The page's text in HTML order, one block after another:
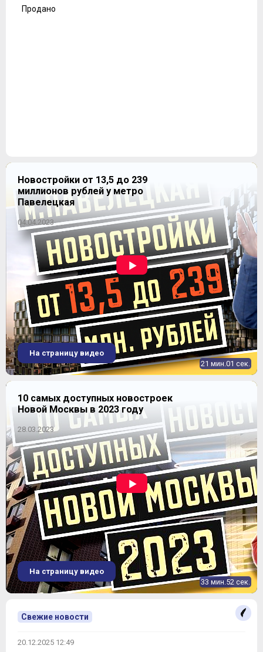
Продано
ЖК "Резиденции архитекторов"
Новостройки от 13,5 до 239
миллионов рублей у метро
Павелецкая
04.04.2023
21 мин.01 сек.
На страницу видео
10 самых доступных новостроек
Новой Москвы в 2023 году
28.03.2023
33 мин.52 сек.
На страницу видео
Свежие новости
20.12.2025 12:49